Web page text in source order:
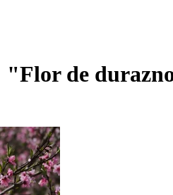
"Flor de